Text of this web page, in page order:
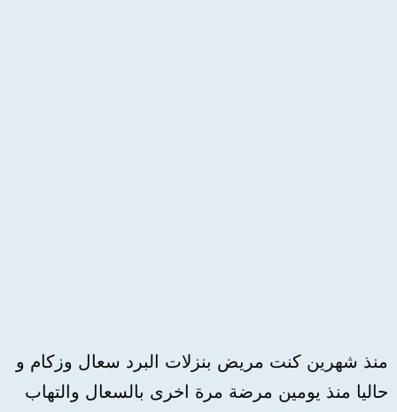
منذ شهرين كنت مريض بنزلات البرد سعال وزكام و
حاليا منذ يومين مرضة مرة اخرى بالسعال والتهاب